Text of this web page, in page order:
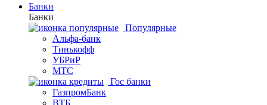
Банки
Банки
Популярные
Альфа-банк
Тинькофф
УБРиР
МТС
Гос банки
ГазпромБанк
ВТБ